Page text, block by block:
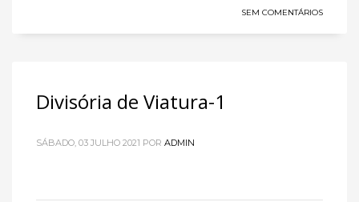
SEM COMENTÁRIOS
Divisória de Viatura-1
SÁBADO, 03 JULHO 2021 POR ADMIN